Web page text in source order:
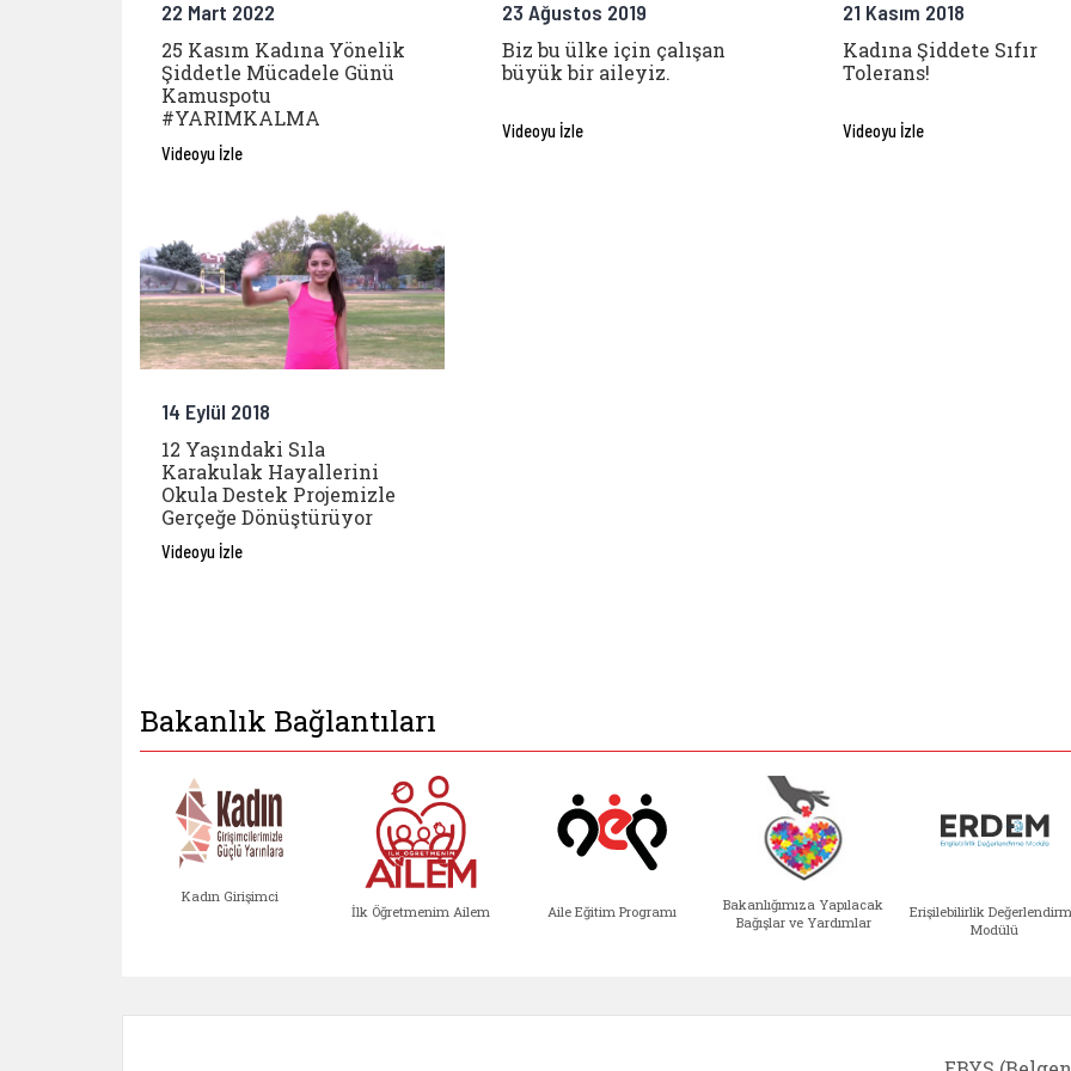
22 Mart 2022
25 Kasım Kadına Yönelik
Şiddetle Mücadele Günü
Kamuspotu
#YARIMKALMA
Videoyu İzle
23 Ağustos 2019
Biz bu ülke için çalışan
büyük bir aileyiz.
Videoyu İzle
21 Kasım 2018
Kadına Şiddete Sıfır
Tolerans!
Videoyu İzle
14 Eylül 2018
12 Yaşındaki Sıla
Karakulak Hayallerini
Okula Destek Projemizle
Gerçeğe Dönüştürüyor
Videoyu İzle
Bakanlık Bağlantıları
Kadın Girişimci
İlk Öğretmenim Ailem Aile Eğitim Programı
Bakanlığımıza Yapılacak
Bağışlar ve Yardımlar
Erişilebilirlik
Modülü